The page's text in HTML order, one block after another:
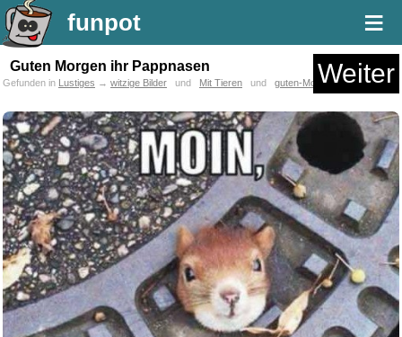
funpot ≡
Guten Morgen ihr Pappnasen Weiter
Gefunden in Lustiges → witzige Bilder und Mit Tieren und guten-Morgen-Bilder